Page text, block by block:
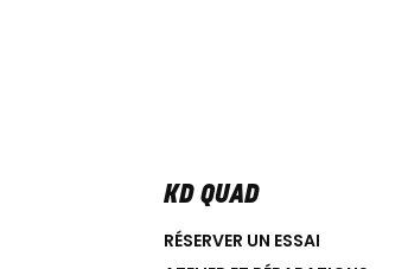
KD QUAD
RÉSERVER UN ESSAI